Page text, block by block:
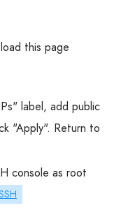
this page
label, add public
"Apply". Return to
console as root